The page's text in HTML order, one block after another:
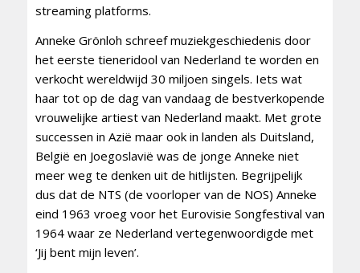
streaming platforms.
Anneke Grönloh schreef muziekgeschiedenis door
het eerste tieneridool van Nederland te worden en
verkocht wereldwijd 30 miljoen singels. Iets wat
haar tot op de dag van vandaag de bestverkopende
vrouwelijke artiest van Nederland maakt. Met grote
successen in Azië maar ook in landen als Duitsland,
België en Joegoslavië was de jonge Anneke niet
meer weg te denken uit de hitlijsten. Begrijpelijk
dus dat de NTS (de voorloper van de NOS) Anneke
eind 1963 vroeg voor het Eurovisie Songfestival van
1964 waar ze Nederland vertegenwoordigde met
‘Jij bent mijn leven’.